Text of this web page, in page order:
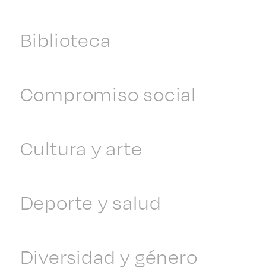
Biblioteca
Compromiso social
Cultura y arte
Deporte y salud
Diversidad y género